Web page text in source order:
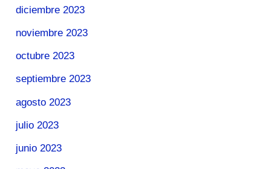
diciembre 2023
noviembre 2023
octubre 2023
septiembre 2023
agosto 2023
julio 2023
junio 2023